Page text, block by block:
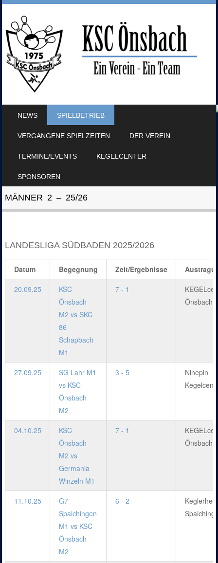
MENU
NEWS SPIELBETRIEB
VERGANGENE SPIELZEITEN DER VEREIN
TERMINE/EVENTS KEGELCENTER
SPONSOREN
MÄNNER 2 – 25/26
LANDESLIGA SÜDBADEN 2025/2026
Datum Begegnung Zeit/Ergebnisse
20.09.25
KSC
Önsbach
M2 vs SKC
86
Schapbach
M1
7 - 1
Önsbach
27.09.25
SG Lahr M1
vs KSC
Önsbach
M2
3 - 5
Ninepin
04.10.25
KSC
Önsbach
M2 vs
Germania
Winzeln M1
7 - 1
Önsbach
11.10.25
G7
Spaichingen
M1 vs KSC
Önsbach
M2
6 - 2